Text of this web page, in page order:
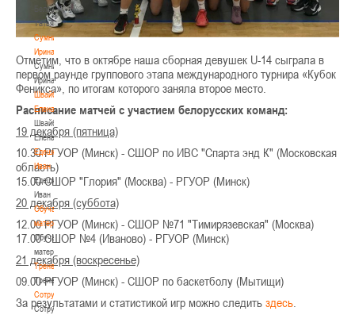
Белошапко
Татьяна
Сумникова
Ирина
Сумникова
Ирина
Швайбович
Елена
Швайбович
Елена
Едешко
Иван
Едешко
Иван
Обучающие
материалы
Обучающие
материалы
Тренерам
Тренерам
Сотрудничество
Сотрудничество
Отметим, что в октябре наша сборная девушек U-14 сыграла в
первом раунде группового этапа международного турнира «Кубок
Феникса», по итогам которого заняла второе место.
Расписание матчей с участием белорусских команд:
19 декабря (пятница)
10.30 РГУОР (Минск) - СШОР по ИВС "Спарта энд К" (Московская
область)
15.00 СШОР "Глория" (Москва) - РГУОР (Минск)
20 декабря (суббота)
12.00 РГУОР (Минск) - СШОР №71 "Тимирязевская" (Москва)
17.00 СШОР №4 (Иваново) - РГУОР (Минск)
21 декабря (воскресенье)
09.00 РГУОР (Минск) - СШОР по баскетболу (Мытищи)
За результатами и статистикой игр можно следить здесь